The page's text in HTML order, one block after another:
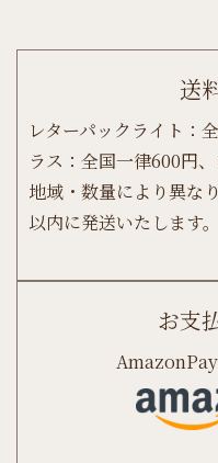
送
レターパックライト：
ラス：全国一律600円
地域・数量により異な
以内に発送いたします。
お支
AmazonPay